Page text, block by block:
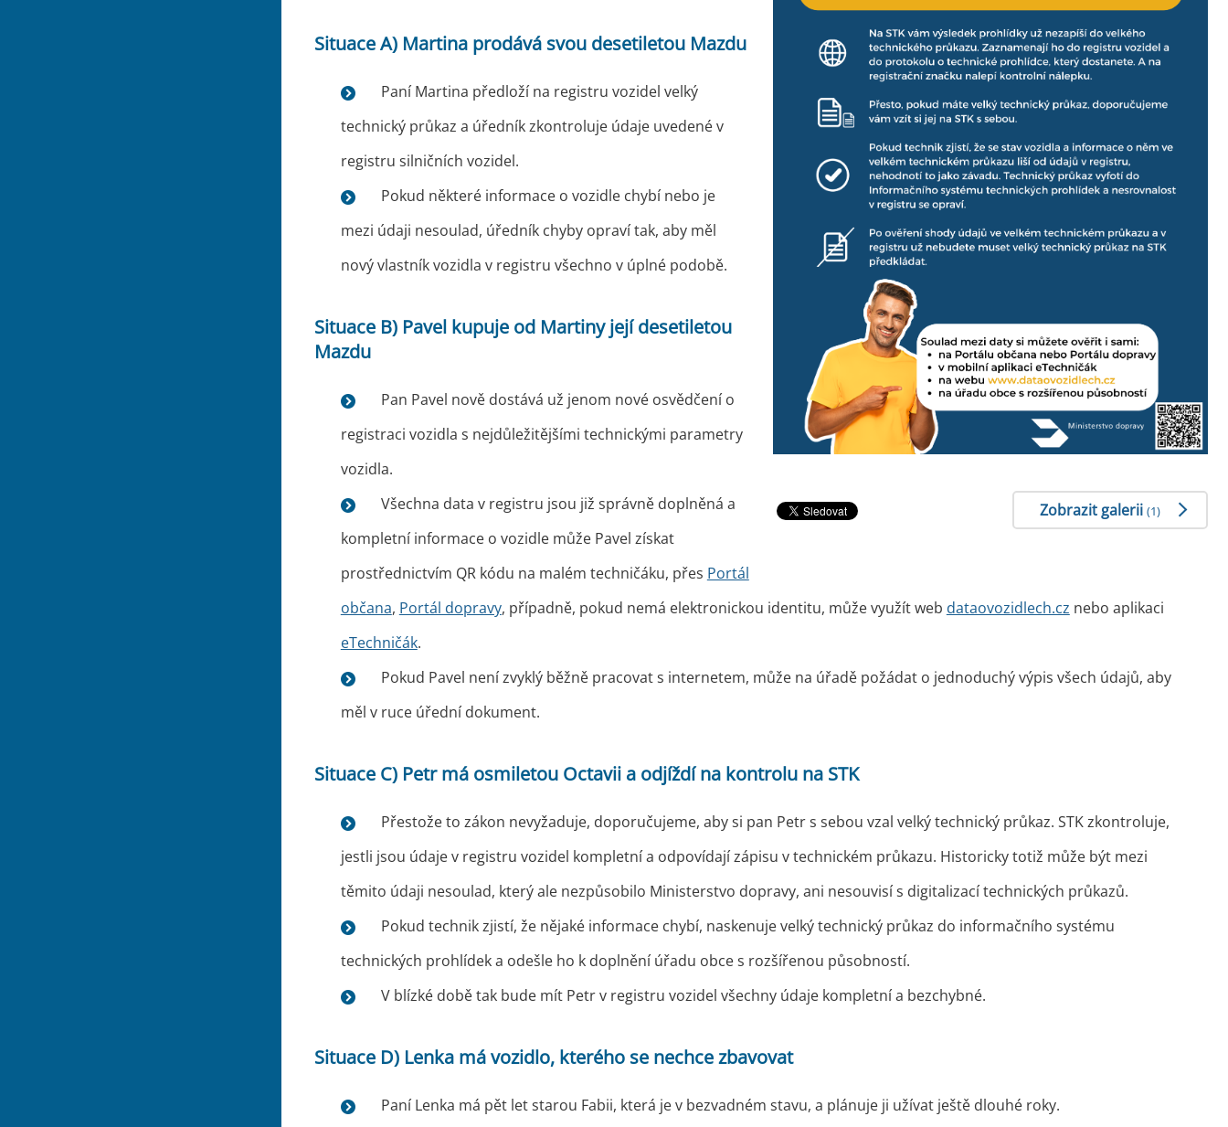
Zobrazit galerii (1)
Situace A) Martina prodává svou desetiletou Mazdu
Paní Martina předloží na registru vozidel velký
technický průkaz a úředník zkontroluje údaje uvedené v
registru silničních vozidel.
Pokud některé informace o vozidle chybí nebo je
mezi údaji nesoulad, úředník chyby opraví tak, aby měl
nový vlastník vozidla v registru všechno v úplné podobě.
Situace B) Pavel kupuje od Martiny její desetiletou
Mazdu
Pan Pavel nově dostává už jenom nové osvědčení o
registraci vozidla s nejdůležitějšími technickými parametry
vozidla.
Všechna data v registru jsou již správně doplněná a
kompletní informace o vozidle může Pavel získat
prostřednictvím QR kódu na malém techničáku, přes Portál
občana, Portál dopravy, případně, pokud nemá elektronickou identitu, může využít web dataovozidlech.cz nebo aplikaci
eTechničák.
Pokud Pavel není zvyklý běžně pracovat s internetem, může na úřadě požádat o jednoduchý výpis všech údajů, aby
měl v ruce úřední dokument.
Situace C) Petr má osmiletou Octavii a odjíždí na kontrolu na STK
Přestože to zákon nevyžaduje, doporučujeme, aby si pan Petr s sebou vzal velký technický průkaz. STK zkontroluje,
jestli jsou údaje v registru vozidel kompletní a odpovídají zápisu v technickém průkazu. Historicky totiž může být mezi
těmito údaji nesoulad, který ale nezpůsobilo Ministerstvo dopravy, ani nesouvisí s digitalizací technických průkazů.
Pokud technik zjistí, že nějaké informace chybí, naskenuje velký technický průkaz do informačního systému
technických prohlídek a odešle ho k doplnění úřadu obce s rozšířenou působností.
V blízké době tak bude mít Petr v registru vozidel všechny údaje kompletní a bezchybné.
Situace D) Lenka má vozidlo, kterého se nechce zbavovat
Paní Lenka má pět let starou Fabii, která je v bezvadném stavu, a plánuje ji užívat ještě dlouhé roky.